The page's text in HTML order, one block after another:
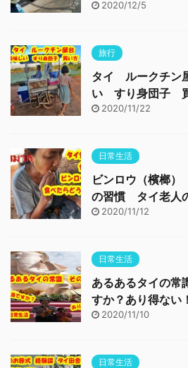
2020/12/5
旅行
タイ ルークチン
い すり身団子 買
2020/11/22
日常生活
ビンロウ（檳榔
の習慣 タイ老人
2020/11/12
日常生活
あるあるタイの
すか？あり得ない
2020/11/10
日常生活